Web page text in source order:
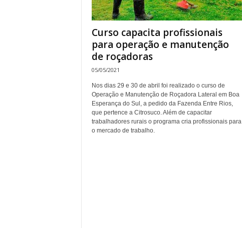
Curso capacita profissionais
para operação e manutenção
de roçadoras
05/05/2021
Nos dias 29 e 30 de abril foi realizado o curso de
Operação e Manutenção de Roçadora Lateral em Boa
Esperança do Sul, a pedido da Fazenda Entre Rios,
que pertence a Citrosuco. Além de capacitar
trabalhadores rurais o programa cria profissionais para
o mercado de trabalho.